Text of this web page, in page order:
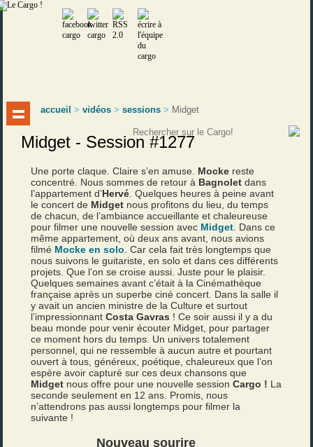
accueil >vidéos >sessions > Midget
Midget - Session #1277
Une porte claque. Claire s’en amuse. Mocke reste
concentré. Nous sommes de retour à Bagnolet dans
l’appartement d’Hervé . Quelques heures à peine avant
le concert de Midget nous profitons du lieu, du temps
de chacun, de l’ambiance accueillante et chaleureuse
pour filmer une nouvelle session avec Midget . Dans ce
même appartement, où deux ans avant, nous avions
filmé Mocke en solo . Car cela fait très longtemps que
nous suivons le guitariste, en solo et dans ces différents
projets. Que l’on se croise aussi. Juste pour le plaisir.
Quelques semaines avant c’était à la Cinémathèque
française après un superbe ciné concert. Dans la salle il
y avait un ancien ministre de la Culture et surtout
l’impressionnantCosta Gavras ! Ce soir aussi il y a du
beau monde pour venir écouter Midget, pour partager
ce moment hors du temps. Un univers totalement
personnel, qui ne ressemble à aucun autre et pourtant
ouvert à tous, généreux, poétique, chaleureux que l’on
espère avoir capturé sur ces deux chansons que
Midget nous offre pour une nouvelle sessionCargo ! La
seconde seulement en 12 ans. Promis, nous
n’attendrons pas aussi longtemps pour filmer la
suivante !
Nouveau sourire